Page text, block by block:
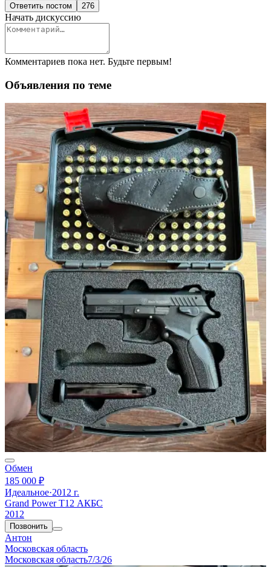
Ответить постом
276
Начать дискуссию
Комментариев пока нет. Будьте первым!
Объявления по теме
Обмен
185 000 ₽
Идеальное·2012 г.
Grand Power T12 АКБС
2012
Позвонить
Антон
Московская область
Московская область7/3/26